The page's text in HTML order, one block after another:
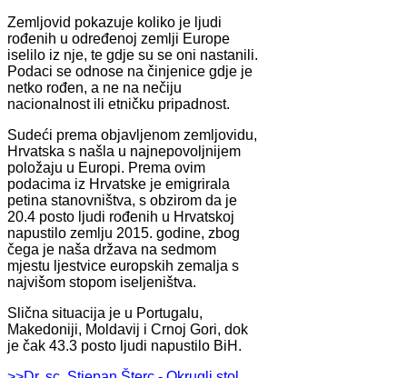
Zemljovid pokazuje koliko je ljudi
rođenih u određenoj zemlji Europe
iselilo iz nje, te gdje su se oni nastanili.
Podaci se odnose na činjenice gdje je
netko rođen, a ne na nečiju
nacionalnost ili etničku pripadnost.
Sudeći prema objavljenom zemljovidu,
Hrvatska s našla u najnepovoljnijem
položaju u Europi. Prema ovim
podacima iz Hrvatske je emigrirala
petina stanovništva, s obzirom da je
20.4 posto ljudi rođenih u Hrvatskoj
napustilo zemlju 2015. godine, zbog
čega je naša država na sedmom
mjestu ljestvice europskih zemalja s
najvišom stopom iseljeništva.
Slična situacija je u Portugalu,
Makedoniji, Moldavij i Crnoj Gori, dok
je čak 43.3 posto ljudi napustilo BiH.